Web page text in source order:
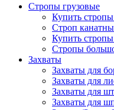
Стропы грузовые
Купить
Строп
Купить
Стропы
Захваты
Захваты для
Захваты для
Захваты для
Захваты для